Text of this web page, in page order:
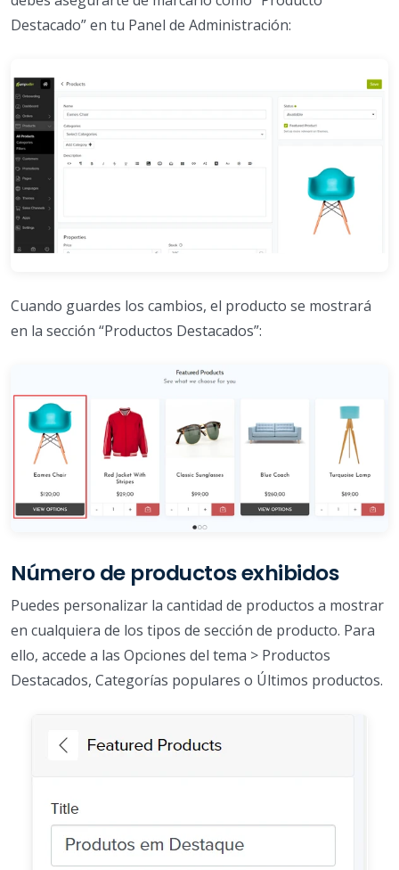
Destacado” en tu Panel de Administración:
Cuando guardes los cambios, el producto se mostrará
en la sección “Productos Destacados”:
Número de productos exhibidos
Puedes personalizar la cantidad de productos a mostrar
en cualquiera de los tipos de sección de producto. Para
ello, accede a las Opciones del tema > Productos
Destacados, Categorías populares o Últimos productos.